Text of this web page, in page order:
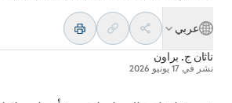
عربي
ناثان ج. براون
نشر في 17 يونيو 2026